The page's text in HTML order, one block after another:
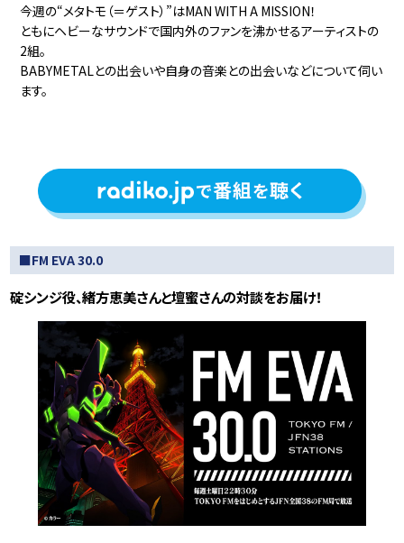
今週の“メタトモ（＝ゲスト）”はMAN WITH A MISSION！
ともにヘビーなサウンドで国内外のファンを沸かせるアーティストの
2組。
BABYMETALとの出会いや自身の音楽との出会いなどについて伺い
ます。
■FM EVA 30.0
碇シンジ役、緒方恵美さんと壇蜜さんの対談をお届け！